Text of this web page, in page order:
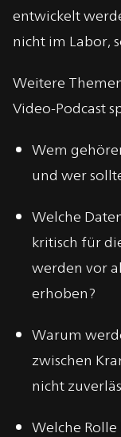
entwickelt
nicht im Labor,
Weitere
Video-Podcast
Wem
und wer
Welche
kritisch für
werden vor
erhoben?
Warum
zwischen
nicht
Welche